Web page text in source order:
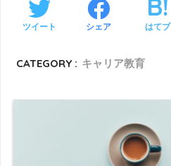
ツイート シェア はてブ
CATEGORY : キャリア教育